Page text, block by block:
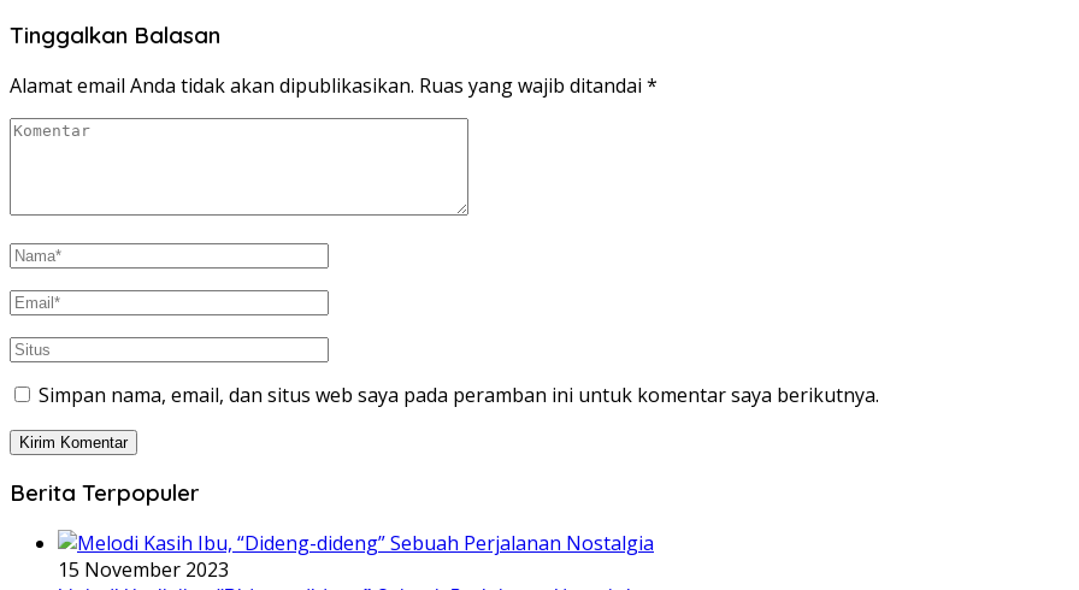
Tinggalkan Balasan
Alamat email Anda tidak akan dipublikasikan. Ruas yang wajib ditandai *
Simpan nama, email, dan situs web saya pada peramban ini untuk komentar saya berikutnya.
Berita Terpopuler
15 November 2023